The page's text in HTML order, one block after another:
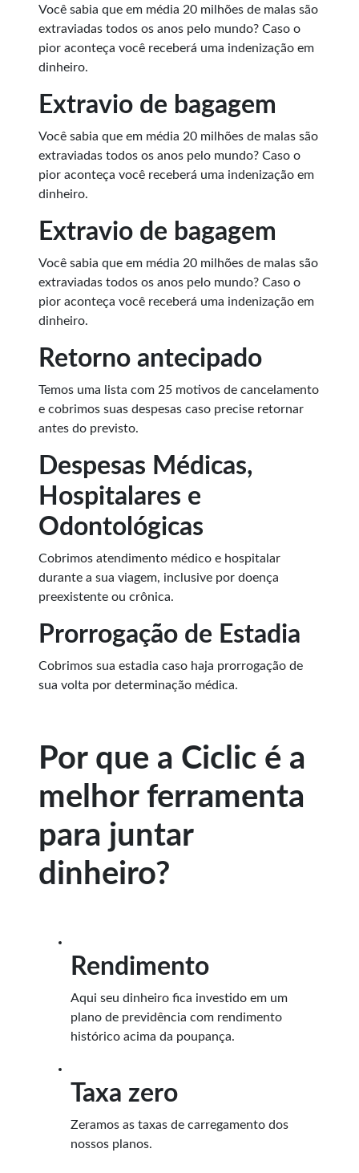
Você sabia que em média 20 milhões de malas são
extraviadas todos os anos pelo mundo? Caso o
pior aconteça você receberá uma indenização em
dinheiro.
Extravio de bagagem
Você sabia que em média 20 milhões de malas são
extraviadas todos os anos pelo mundo? Caso o
pior aconteça você receberá uma indenização em
dinheiro.
Extravio de bagagem
Você sabia que em média 20 milhões de malas são
extraviadas todos os anos pelo mundo? Caso o
pior aconteça você receberá uma indenização em
dinheiro.
Retorno antecipado
Temos uma lista com 25 motivos de cancelamento
e cobrimos suas despesas caso precise retornar
antes do previsto.
Despesas Médicas,
Hospitalares e
Odontológicas
Cobrimos atendimento médico e hospitalar
durante a sua viagem, inclusive por doença
preexistente ou crônica.
Prorrogação de Estadia
Cobrimos sua estadia caso haja prorrogação de
sua volta por determinação médica.
Por que a Ciclic é a
melhor ferramenta
para juntar
dinheiro?
Rendimento
Aqui seu dinheiro fica investido em um
plano de previdência com rendimento
histórico acima da poupança.
Taxa zero
Zeramos as taxas de carregamento dos
nossos planos.